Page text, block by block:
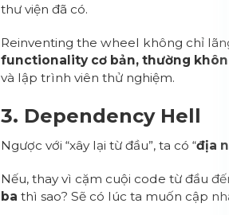
thư viện đã có.
Reinventing the wheel không chỉ
functionality cơ bản, thường
và lập trình viên thử nghiệm.
3. Dependency Hell
Ngược với “xây lại từ đầu”, ta có “địa
Nếu, thay vì cặm cuội code từ đầu
ba thì sao? Sẽ có lúc ta muốn cập